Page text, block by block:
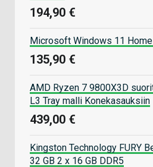
194,90 €
Microsoft Windows 11
135,90 €
AMD Ryzen 7 9800X3D
L3 Tray malli Konekasauksiin
439,00 €
Kingston Technology FURY
32 GB 2 x 16 GB DDR5